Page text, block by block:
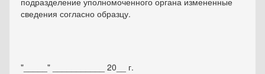
сведения согласно образцу.
"_____" ___________ 20__ г.